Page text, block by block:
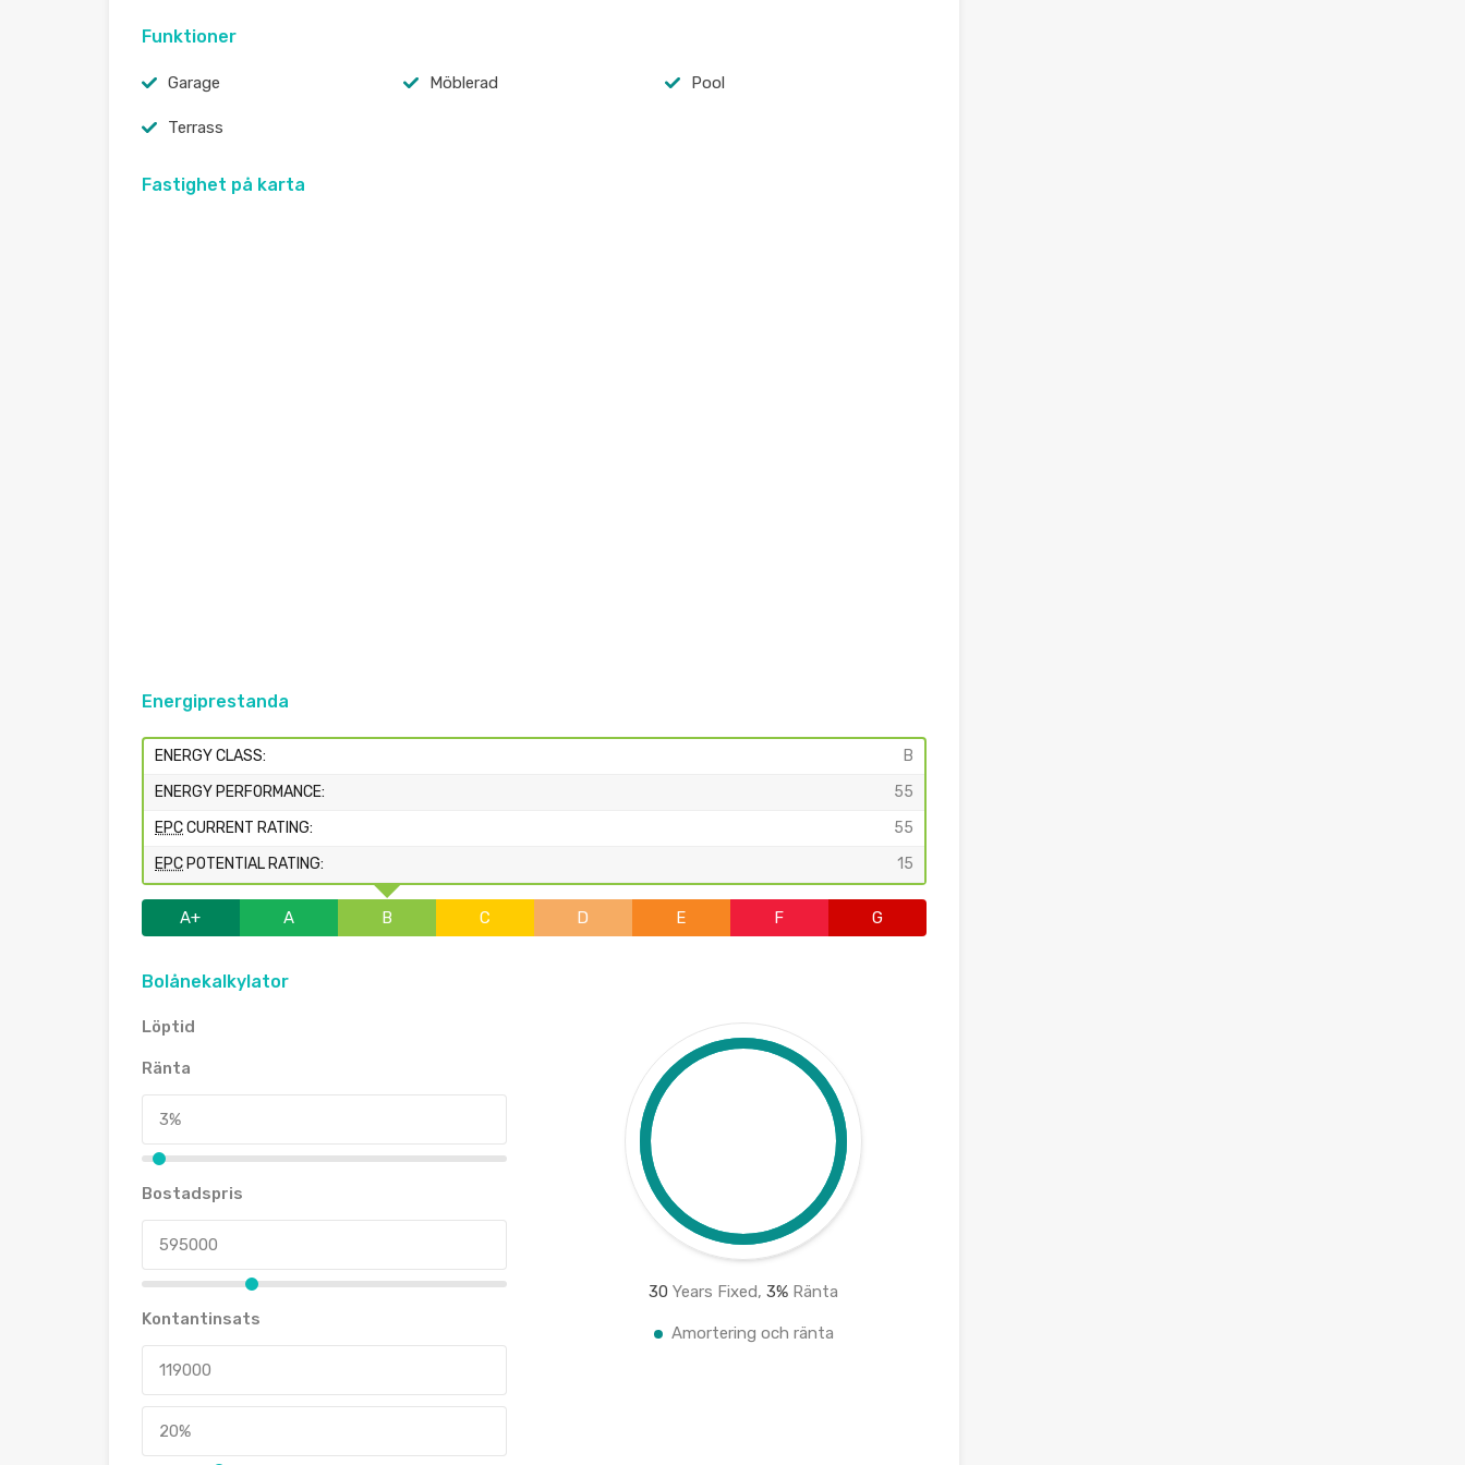
Funktioner
Garage Möblerad Pool
Terrass
Fastighet på karta
Energiprestanda
ENERGY CLASS:
B
ENERGY PERFORMANCE:
55
EPCCURRENT RATING:
55
EPC POTENTIAL RATING: 15
A+ A B C D E F G
Bolånekalkylator
Löptid
Ränta
Bostadspris
Kontantinsats
30 Years Fixed,3% Ränta
Amortering och ränta